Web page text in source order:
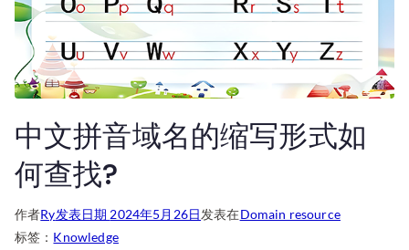
中文拼音域名的缩写形式如
何查找?
作者Ry发表日期 2024年5月26日发表在Domain resource
标签： Knowledge